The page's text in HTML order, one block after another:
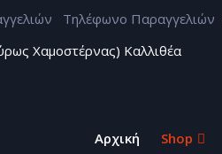
Τηλέφωνο Παραγγελιών
Χαμοστέρνας) Καλλιθέα
Αρχική Shop